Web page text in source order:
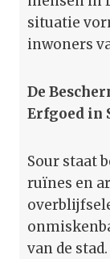
situatie
inwoners
De
Erfgoed in
Sour staat
ruïnes en
van de